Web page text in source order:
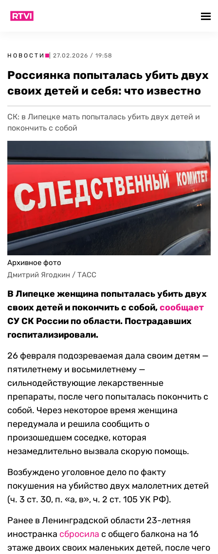
НОВОСТИ | 27.02.2026 / 19:58
Россиянка попыталась убить двух
своих детей и себя: что известно
СК: в Липецке мать попыталась убить двух детей и
покончить с собой
Архивное фото
Дмитрий Ягодкин / ТАСС
В Липецке женщина попыталась убить двух
своих детей и покончить с собой,сообщает
СУ СК России по области. Пострадавших
госпитализировали.
26 февраля подозреваемая дала своим детям —
пятилетнему и восьмилетнему —
сильнодействующие лекарственные
препараты, после чего попыталась покончить с
собой. Через некоторое время женщина
передумала и решила сообщить о
произошедшем соседке, которая
незамедлительно вызвала скорую помощь.
Возбуждено уголовное дело по факту
покушения на убийство двух малолетних детей
(ч. 3 ст. 30, п. «а, в», ч. 2 ст. 105 УК РФ).
Ранее в Ленинградской области 23-летняя
иностранка сбросила с общего балкона на 16
этаже двоих своих маленьких детей, после чего